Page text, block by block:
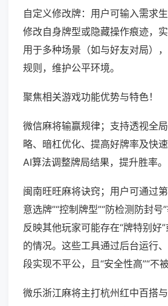
自定义修改牌：用户可输入需求
修改自身牌型或隐藏操作痕迹，
用于多种场景（如与好友对局）
规则，维护公平环境。
聚焦相关游戏功能优势与特色！
微信麻将输赢规律；支持透视全
略、暗杠优化、提高好牌率及快
AI算法调整牌局结果，提升胜率。
闽南旺旺麻将诀窍；用户可通过
意选牌”“控制牌型”“防检测防封号
反映其他玩家可能存在“牌特别好
的情况。这些工具通过后台运行
段实现不平公，且“安全性高”“不被
微乐浙江麻将主打杭州红中百搭